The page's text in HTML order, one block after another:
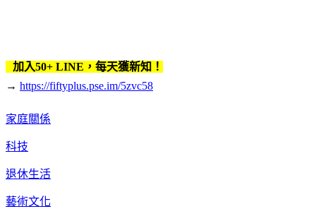
加入50+ LINE，每天獲新知！
→ https://fiftyplus.pse.im/5zvc58
家庭關係
科技
退休生活
藝術文化